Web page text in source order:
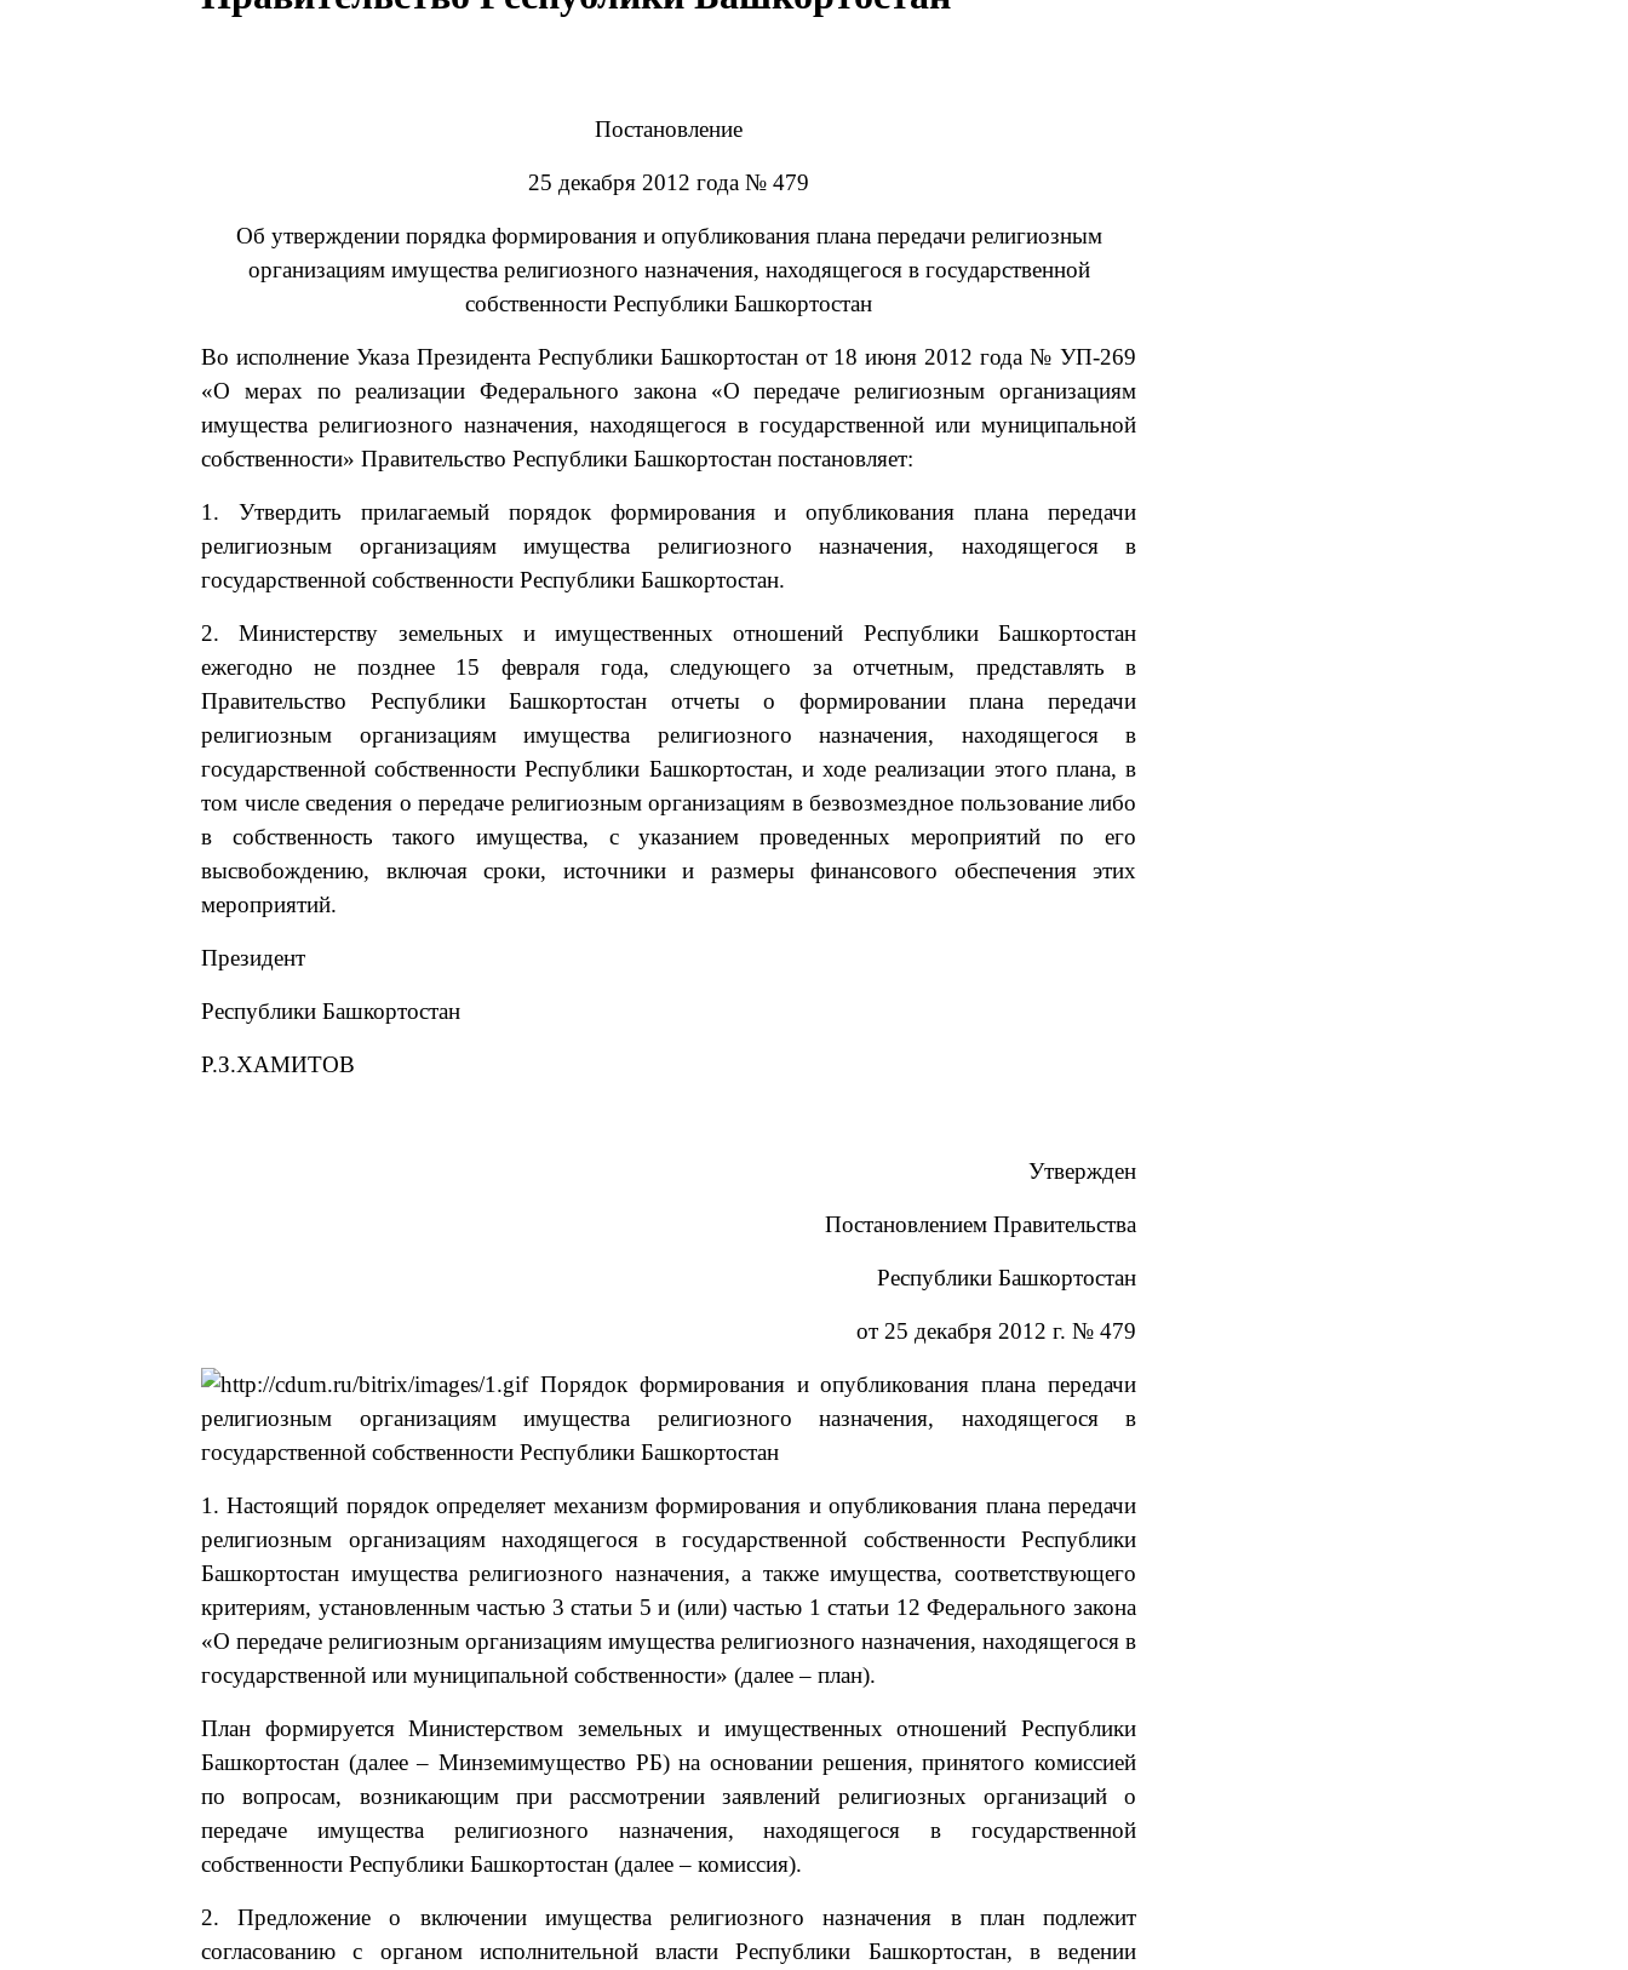
Постановление
25 декабря 2012 года № 479
Об утверждении порядка формирования и опубликования плана передачи религиозным
организациям имущества религиозного назначения, находящегося в государственной
собственности Республики Башкортостан
Во исполнение Указа Президента Республики Башкортостан от 18 июня 2012 года № УП-269
«О мерах по реализации Федерального закона «О передаче религиозным организациям
имущества религиозного назначения, находящегося в государственной или муниципальной
собственности» Правительство Республики Башкортостан постановляет:
1. Утвердить прилагаемый порядок формирования и опубликования плана передачи
религиозным организациям имущества религиозного назначения, находящегося в
государственной собственности Республики Башкортостан.
2. Министерству земельных и имущественных отношений Республики Башкортостан
ежегодно не позднее 15 февраля года, следующего за отчетным, представлять в
Правительство Республики Башкортостан отчеты о формировании плана передачи
религиозным организациям имущества религиозного назначения, находящегося в
государственной собственности Республики Башкортостан, и ходе реализации этого плана, в
том числе сведения о передаче религиозным организациям в безвозмездное пользование либо
в собственность такого имущества, с указанием проведенных мероприятий по его
высвобождению, включая сроки, источники и размеры финансового обеспечения этих
мероприятий.
Президент
Республики Башкортостан
Р.З.ХАМИТОВ
Утвержден
Постановлением Правительства
Республики Башкортостан
от 25 декабря 2012 г. № 479
Порядок формирования и опубликования плана передачи
религиозным организациям имущества религиозного назначения, находящегося в
государственной собственности Республики Башкортостан
1. Настоящий порядок определяет механизм формирования и опубликования плана передачи
религиозным организациям находящегося в государственной собственности Республики
Башкортостан имущества религиозного назначения, а также имущества, соответствующего
критериям, установленным частью 3 статьи 5 и (или) частью 1 статьи 12 Федерального закона
«О передаче религиозным организациям имущества религиозного назначения, находящегося в
государственной или муниципальной собственности» (далее – план).
План формируется Министерством земельных и имущественных отношений Республики
Башкортостан (далее – Минземимущество РБ) на основании решения, принятого комиссией
по вопросам, возникающим при рассмотрении заявлений религиозных организаций о
передаче имущества религиозного назначения, находящегося в государственной
собственности Республики Башкортостан (далее – комиссия).
2. Предложение о включении имущества религиозного назначения в план подлежит
согласованию с органом исполнительной власти Республики Башкортостан, в ведении